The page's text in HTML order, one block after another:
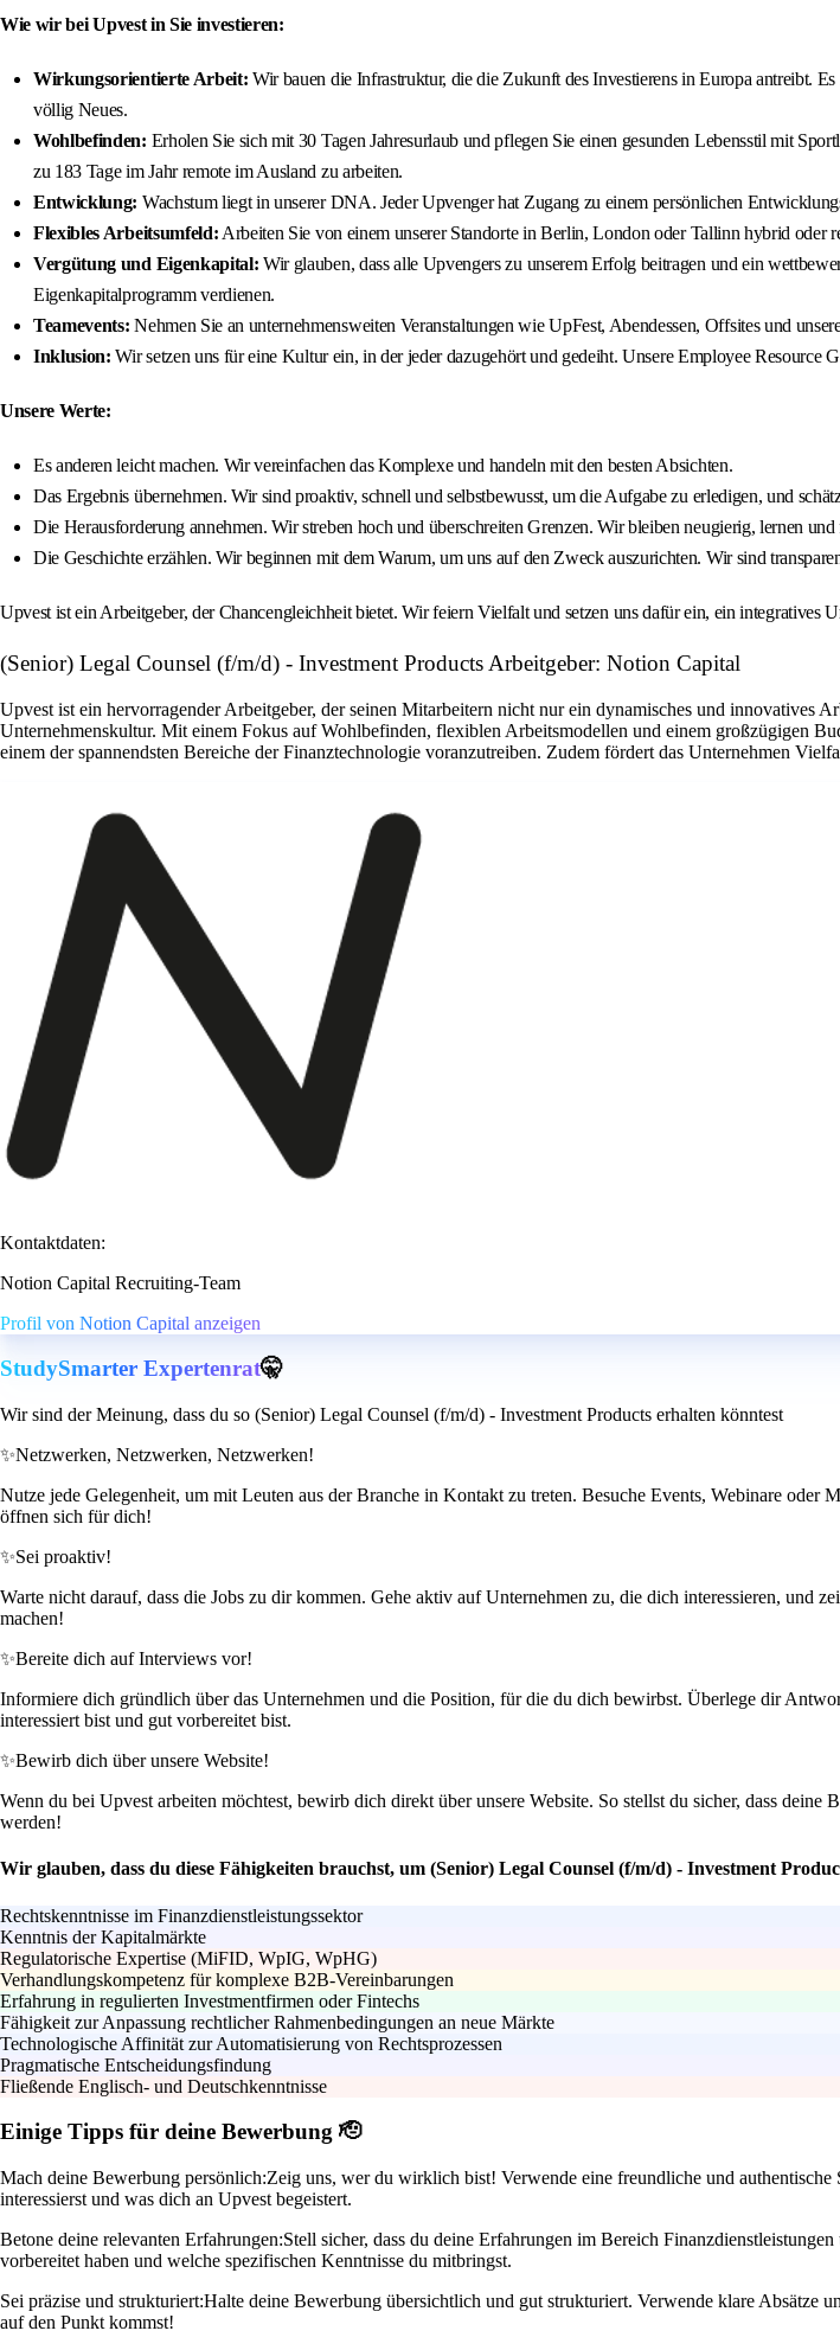
Wie wir bei Upvest in Sie investieren:
Wirkungsorientierte Arbeit: Wir bauen die Infrastruktur, die die Zukunft des Investierens in Europa antreibt.
völlig Neues.
Wohlbefinden: Erholen Sie sich mit 30 Tagen Jahresurlaub und pflegen Sie einen gesunden Lebensstil mit
zu 183 Tage im Jahr remote im Ausland zu arbeiten.
Entwicklung: Wachstum liegt in unserer DNA. Jeder Upvenger hat Zugang zu einem persönlichen
Flexibles Arbeitsumfeld: Arbeiten Sie von einem unserer Standorte in Berlin, London oder Tallinn hybrid oder
Vergütung und Eigenkapital: Wir glauben, dass alle Upvengers zu unserem Erfolg beitragen und ein
Eigenkapitalprogramm verdienen.
Teamevents: Nehmen Sie an unternehmensweiten Veranstaltungen wie UpFest, Abendessen, Offsites und
Inklusion: Wir setzen uns für eine Kultur ein, in der jeder dazugehört und gedeiht. Unsere Employee Resource
Unsere Werte:
Es anderen leicht machen. Wir vereinfachen das Komplexe und handeln mit den besten Absichten.
Das Ergebnis übernehmen. Wir sind proaktiv, schnell und selbstbewusst, um die Aufgabe zu erledigen, und
Die Herausforderung annehmen. Wir streben hoch und überschreiten Grenzen. Wir bleiben neugierig, lernen
Die Geschichte erzählen. Wir beginnen mit dem Warum, um uns auf den Zweck auszurichten. Wir sind
Upvest ist ein Arbeitgeber, der Chancengleichheit bietet. Wir feiern Vielfalt und setzen uns dafür ein, ein integratives
(Senior) Legal Counsel (f/m/d) - Investment Products Arbeitgeber: Notion Capital
Upvest ist ein hervorragender Arbeitgeber, der seinen Mitarbeitern nicht nur ein dynamisches und innovatives
Unternehmenskultur. Mit einem Fokus auf Wohlbefinden, flexiblen Arbeitsmodellen und einem großzügigen
einem der spannendsten Bereiche der Finanztechnologie voranzutreiben. Zudem fördert das Unternehmen
Kontaktdaten:
Notion Capital Recruiting-Team
Profil von Notion Capital anzeigen
StudySmarter Expertenrat🤫
Wir sind der Meinung, dass du so (Senior) Legal Counsel (f/m/d) - Investment Products erhalten könntest
✨Netzwerken, Netzwerken, Netzwerken!
Nutze jede Gelegenheit, um mit Leuten aus der Branche in Kontakt zu treten. Besuche Events, Webinare oder
öffnen sich für dich!
✨Sei proaktiv!
Warte nicht darauf, dass die Jobs zu dir kommen. Gehe aktiv auf Unternehmen zu, die dich interessieren, und
machen!
✨Bereite dich auf Interviews vor!
Informiere dich gründlich über das Unternehmen und die Position, für die du dich bewirbst. Überlege dir
interessiert bist und gut vorbereitet bist.
✨Bewirb dich über unsere Website!
Wenn du bei Upvest arbeiten möchtest, bewirb dich direkt über unsere Website. So stellst du sicher, dass
werden!
Wir glauben, dass du diese Fähigkeiten brauchst, um (Senior) Legal Counsel (f/m/d) - Investment
Rechtskenntnisse im Finanzdienstleistungssektor
Kenntnis der Kapitalmärkte
Regulatorische Expertise (MiFID, WpIG, WpHG)
Verhandlungskompetenz für komplexe B2B-Vereinbarungen
Erfahrung in regulierten Investmentfirmen oder Fintechs
Fähigkeit zur Anpassung rechtlicher Rahmenbedingungen an neue Märkte
Technologische Affinität zur Automatisierung von Rechtsprozessen
Pragmatische Entscheidungsfindung
Fließende Englisch- und Deutschkenntnisse
Einige Tipps für deine Bewerbung 🫡
Mach deine Bewerbung persönlich:Zeig uns, wer du wirklich bist! Verwende eine freundliche und
interessierst und was dich an Upvest begeistert.
Betone deine relevanten Erfahrungen:Stell sicher, dass du deine Erfahrungen im Bereich
vorbereitet haben und welche spezifischen Kenntnisse du mitbringst.
Sei präzise und strukturiert:Halte deine Bewerbung übersichtlich und gut strukturiert. Verwende klare Absätze
auf den Punkt kommst!